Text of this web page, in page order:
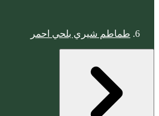
طماطم شيري بلحي احمر